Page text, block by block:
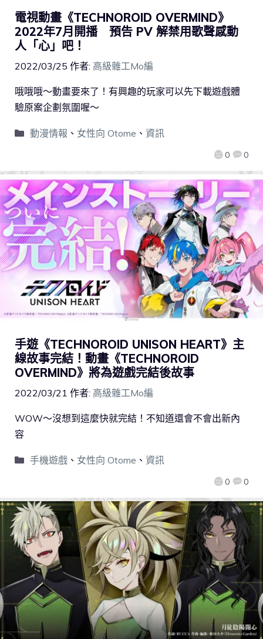
電視動畫《TECHNOROID OVERMIND》
2022年7月開播 預告 PV 解禁用歌聲感動
人「心」吧！
2022/03/25 作者: 高級雜工Mo編
0 0
哦哦哦～動畫要來了！有興趣的玩家可以先下載遊戲體
驗原案企劃氛圍喔～
動漫情報 、 女性向 Otome 、 資訊
手遊《TECHNOROID UNISON HEART》主
線故事完結！動畫《TECHNOROID
OVERMIND》將為遊戲完結後故事
2022/03/21 作者: 高級雜工Mo編
0 0
WOW～沒想到這麼快就完結！不知道還會不會出新內
容
手機遊戲、 女性向 Otome 、 資訊